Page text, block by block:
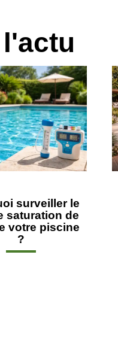
surveiller le
saturation de
votre piscine
?